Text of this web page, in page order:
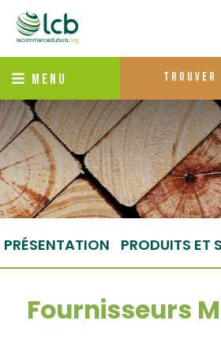
MENU trouver
PRÉSENTATION PRODUITS ET
Fournisseurs